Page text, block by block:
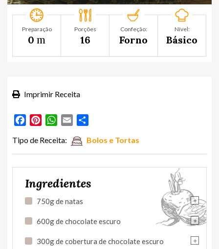
Preparação
0 m
Porções
16
Confeção:
Forno
Nível:
Básico
Imprimir Receita
FacebookPinterestWhatsApp
Email
Tipo de Receita: Bolos e Tortas
Ingredientes
+
750g de natas
+
600g de chocolate escuro
+
300g de cobertura de chocolate escuro